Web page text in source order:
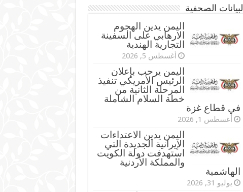
البيانات الصحفية
اليمن يدين الهجوم
الارهابي على السفينة
التجارية الهندية
أغسطس 5, 2026
اليمن يرحب بإعلان
الرئيس الأمريكي تنفيذ
المرحلة الثانية من
خطة السلام الشاملة
في قطاع غزة
أغسطس 1, 2026
اليمن يدين الاعتداءات
الإيرانية الجديدة التي
استهدفت دولة الكويت
والمملكة الأردنية
الهاشمية
يوليو 31, 2026